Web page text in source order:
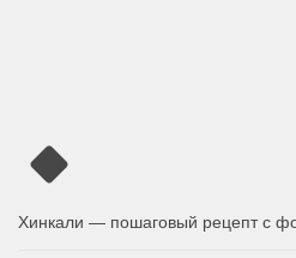
Хинкали — пошаговый рецепт с